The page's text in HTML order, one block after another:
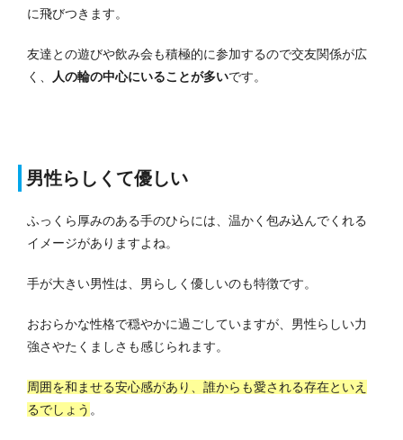
に飛びつきます。
友達との遊びや飲み会も積極的に参加するので交友関係が広
く、
人の輪の中心にいることが多いです。
男性らしくて優しい
ふっくら厚みのある手のひらには、温かく包み込んでくれる
イメージがありますよね。
手が大きい男性は、男らしく優しいのも特徴です。
おおらかな性格で穏やかに過ごしていますが、男性らしい力
強さやたくましさも感じられます。
周囲を和ませる安心感があり、誰からも愛される存在といえ
るでしょう 。